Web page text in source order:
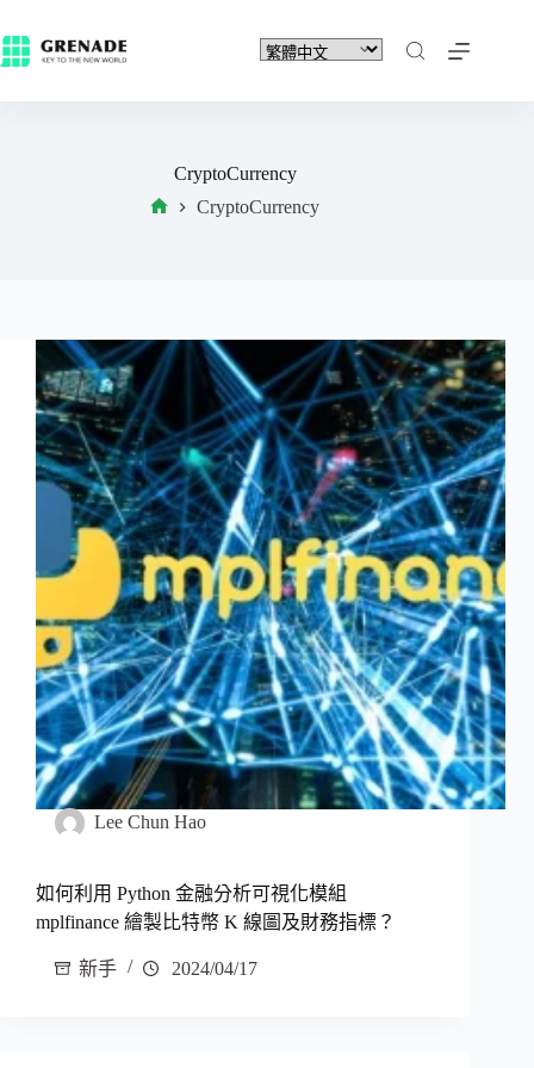
CryptoCurrency
CryptoCurrency
Lee Chun Hao
如何利用 Python 金融分析可視化模組
mplfinance 繪製比特幣 K 線圖及財務指標？
新手 2024/04/17